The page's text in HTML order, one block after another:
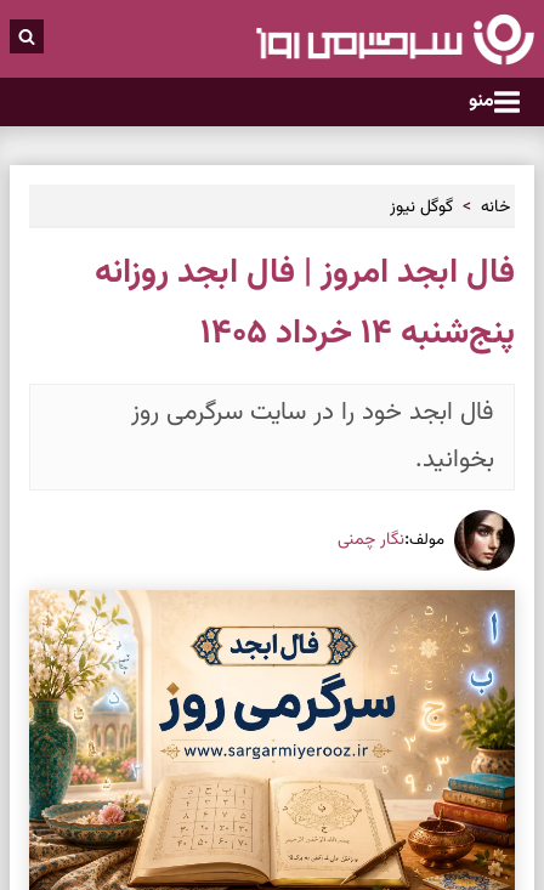
منو
خانه گوگل نیوز
فال ابجد امروز | فال ابجد روزانه
پنج‌شنبه ۱۴ خرداد ۱۴۰۵
فال ابجد خود را در سایت سرگرمی روز
بخوانید.
مولف:نگار چمنی